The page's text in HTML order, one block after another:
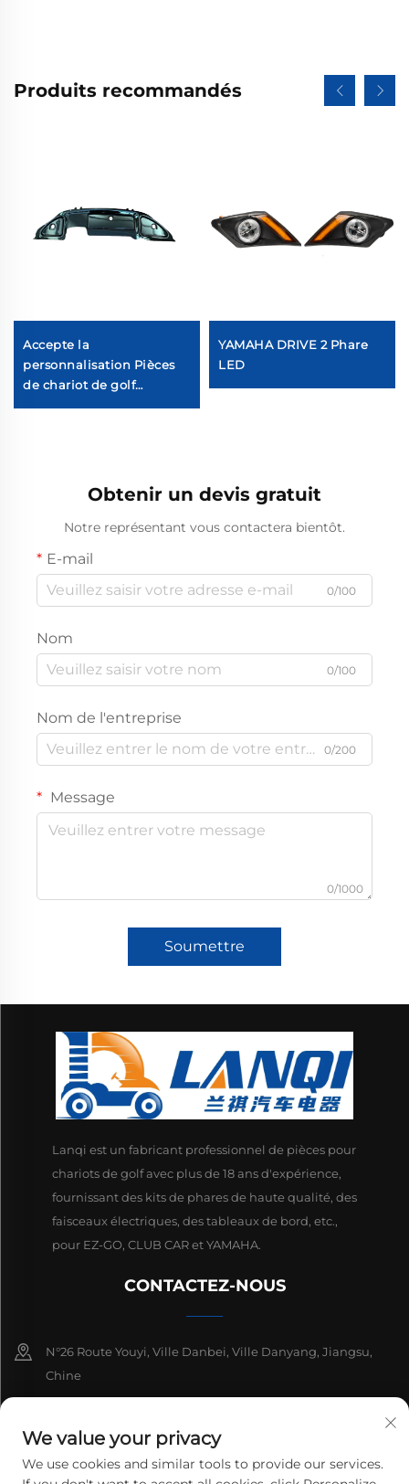
Produits recommandés
Accepte la
personnalisation Pièces
de chariot de golf
YAMAHA DRIVE 2 Phare
LED
Obtenir un devis gratuit
Notre représentant vous contactera bientôt.
E-mail
0/100
Nom
0/100
Nom de l'entreprise
0/200
Message
0/1000
Soumettre
Lanqi est un fabricant professionnel de pièces pour
chariots de golf avec plus de 18 ans d'expérience,
fournissant des kits de phares de haute qualité, des
faisceaux électriques, des tableaux de bord, etc.,
pour EZ-GO, CLUB CAR et YAMAHA.
CONTACTEZ-NOUS
N°26 Route Youyi, Ville Danbei, Ville Danyang, Jiangsu,
Chine
[email protected]
We value your privacy
We use cookies and similar tools to provide our services.